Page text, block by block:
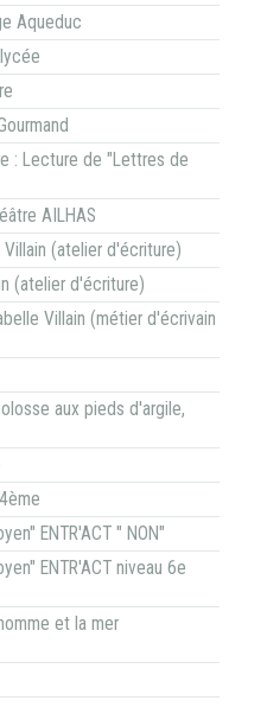
Aqueduc
: Lecture de "Lettres de
AILHAS
(atelier d'écriture)
(atelier d'écriture)
Villain (métier d'écrivain
aux pieds d'argile,
ENTR'ACT " NON"
ENTR'ACT niveau 6e
et la mer